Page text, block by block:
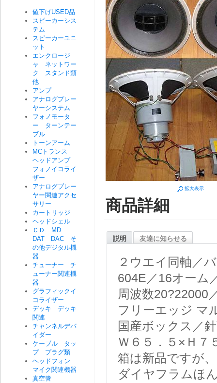
拡大表示
商品詳細
説明 友達に知らせる
２ウエイ同軸／
604E／16オーム
周波数20?22000
フリーエッジ マ
国産ボックス／
Ｗ６５．５×Ｈ７
箱は新品ですが
ダイヤフラムほ
値下げUSED品
スピーカーシス
テム
スピーカーユニ
ット
エンクロージ
ャ ネットワー
ク スタンド類
他
アンプ
アナログプレー
ヤーシステム
フォノモータ
ー ターンテー
ブル
トーンアーム
MCトランス
ヘッドアンプ
フォノイコライ
ザー
アナログプレー
ヤー関連アクセ
サリー
カートリッジ
ヘッドシェル
ＣＤ MD
DAT DAC そ
の他デジタル機
器
チューナー チ
ューナー関連機
器
グラフィックイ
コライザー
デッキ デッキ
関連
チャンネルデバ
イダー
ケーブル タッ
プ プラグ類
ヘッドフォン
マイク関連機器
真空管